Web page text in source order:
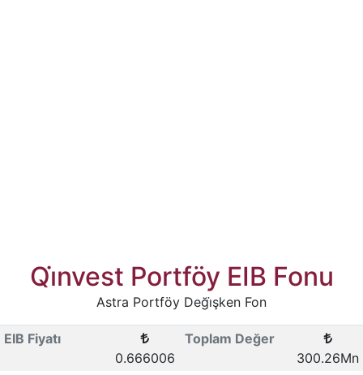
Qi̇nvest Portföy EIB Fonu
Astra Portföy Deği̇şken Fon
EIB Fiyatı
0.666006
Toplam Değer
300.26Mn